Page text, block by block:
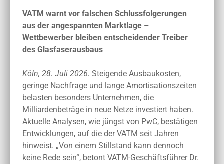
VATM warnt vor falschen Schlussfolgerungen
aus der angespannten Marktlage –
Wettbewerber bleiben entscheidender Treiber
des Glasfaserausbaus
Köln, 28. Juli 2026. Steigende Ausbaukosten,
geringe Nachfrage und lange Amortisationszeiten
belasten besonders Unternehmen, die
Milliardenbeträge in neue Netze investiert haben.
Aktuelle Analysen, wie jüngst von PwC, bestätigen
Entwicklungen, auf die der VATM seit Jahren
hinweist. „Von einem Stillstand kann dennoch
keine Rede sein“, betont VATM-Geschäftsführer Dr.